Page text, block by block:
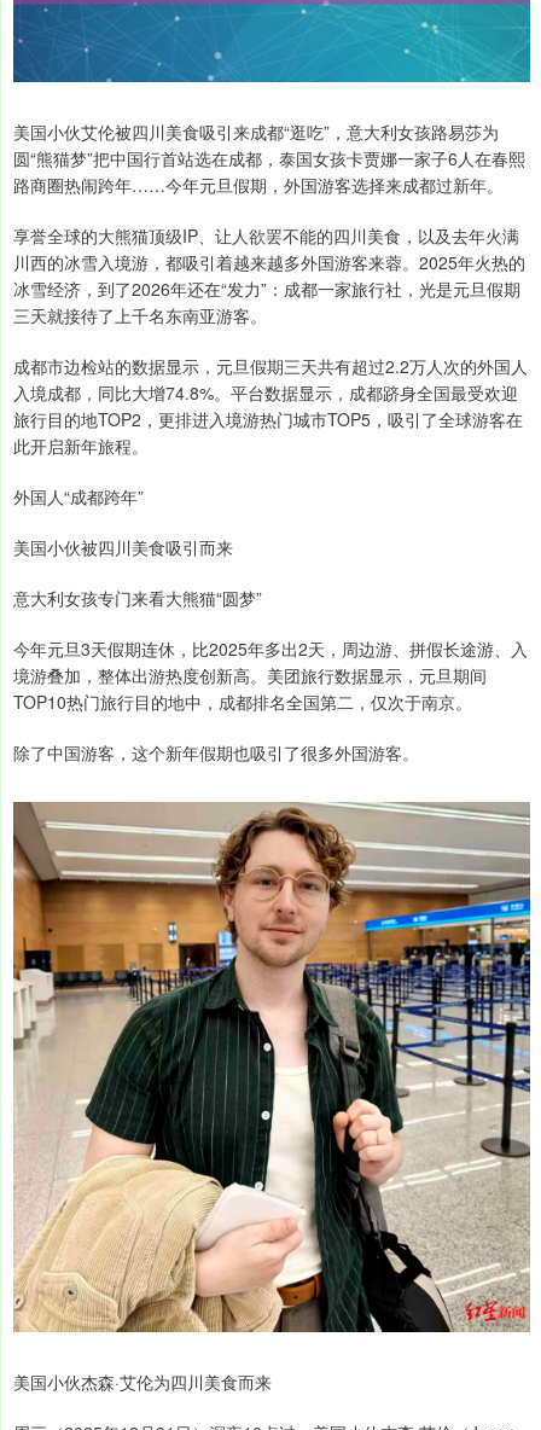
美国小伙艾伦被四川美食吸引来成都“逛吃”，意大利女孩路易莎为
圆“熊猫梦”把中国行首站选在成都，泰国女孩卡贾娜一家子6人在春熙
路商圈热闹跨年……今年元旦假期，外国游客选择来成都过新年。
享誉全球的大熊猫顶级IP、让人欲罢不能的四川美食，以及去年火满
川西的冰雪入境游，都吸引着越来越多外国游客来蓉。2025年火热的
冰雪经济，到了2026年还在“发力”：成都一家旅行社，光是元旦假期
三天就接待了上千名东南亚游客。
成都市边检站的数据显示，元旦假期三天共有超过2.2万人次的外国人
入境成都，同比大增74.8%。平台数据显示，成都跻身全国最受欢迎
旅行目的地TOP2，更排进入境游热门城市TOP5，吸引了全球游客在
此开启新年旅程。
外国人“成都跨年”
美国小伙被四川美食吸引而来
意大利女孩专门来看大熊猫“圆梦”
今年元旦3天假期连休，比2025年多出2天，周边游、拼假长途游、入
境游叠加，整体出游热度创新高。美团旅行数据显示，元旦期间
TOP10热门旅行目的地中，成都排名全国第二，仅次于南京。
除了中国游客，这个新年假期也吸引了很多外国游客。
美国小伙杰森·艾伦为四川美食而来